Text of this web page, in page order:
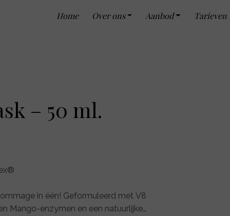
Home Over ons Aanbod Tarieven
– 50 ml.
in één! Geformuleerd met V8
Mango-enzymen en een natuurlijke